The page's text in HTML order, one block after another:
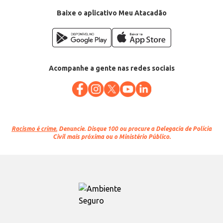
Baixe o aplicativo Meu Atacadão
Acompanhe a gente nas redes sociais
Racismo é crime. Denuncie. Disque 100 ou procure a Delegacia de Polícia
Civil mais próxima ou o Ministério Público.